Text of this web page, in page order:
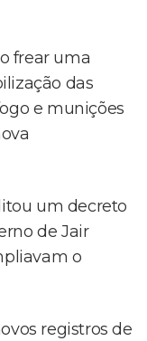
frear uma
das
e munições
um decreto
de Jair
o
registros de